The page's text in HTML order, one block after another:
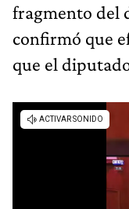
fragmento del
confirmó que
que el